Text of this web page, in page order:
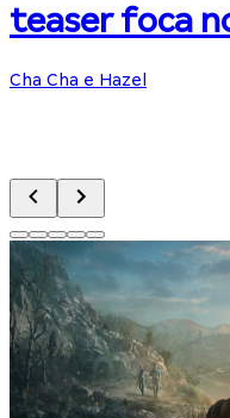
teaser foca
Cha Cha e Hazel